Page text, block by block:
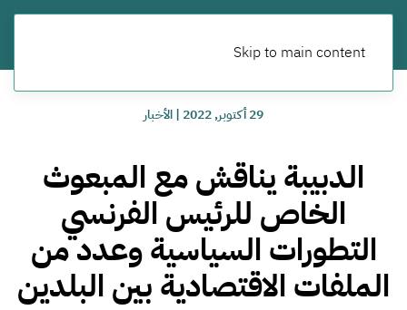
Skip to main content
29 أكتوبر, 2022 |الأخبار
الدبيبة يناقش مع المبعوث
الخاص للرئيس الفرنسي
التطورات السياسية وعدد من
الملفات الاقتصادية بين البلدين